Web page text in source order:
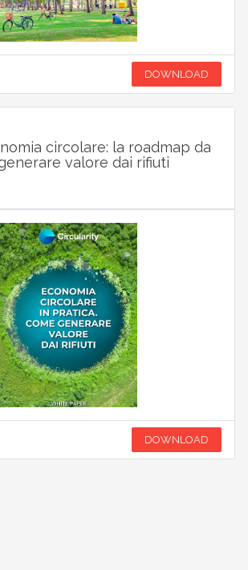
DOWNLOAD
circolare: la roadmap da
valore dai rifiuti
DOWNLOAD